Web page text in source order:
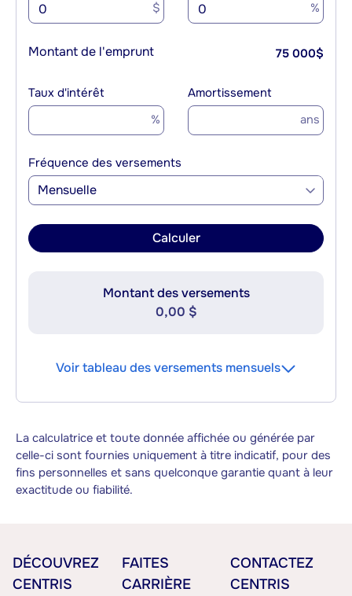
$ %
Montant de l'emprunt 75 000$
Taux d'intérêt
%
Amortissement
ans
Fréquence des versements
Mensuelle
Calculer
Montant des versements
0,00 $
Voir tableau des versements mensuels
La calculatrice et toute donnée affichée ou générée par
celle-ci sont fournies uniquement à titre indicatif, pour des
fins personnelles et sans quelconque garantie quant à leur
exactitude ou fiabilité.
DÉCOUVREZ
CENTRIS
FAITES
CARRIÈRE
CONTACTEZ
CENTRIS